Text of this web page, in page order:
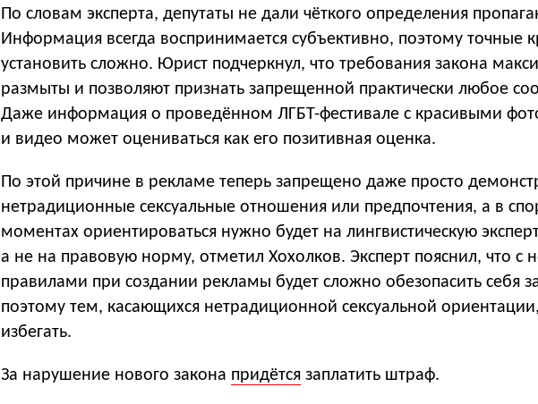
По словам эксперта, депутаты не дали чёткого определения
Информация всегда воспринимается субъективно, поэтому точные
установить сложно. Юрист подчеркнул, что требования закона
размыты и позволяют признать запрещенной практически любое
Даже информация о проведённом ЛГБТ-фестивале с красивыми
и видео может оцениваться как его позитивная оценка.
По этой причине в рекламе теперь запрещено даже просто
нетрадиционные сексуальные отношения или предпочтения, а в
моментах ориентироваться нужно будет на лингвистическую
а не на правовую норму, отметил Хохолков. Эксперт пояснил, что с
правилами при создании рекламы будет сложно обезопасить себя
поэтому тем, касающихся нетрадиционной сексуальной
избегать.
За нарушение нового закона придётся заплатить штраф.